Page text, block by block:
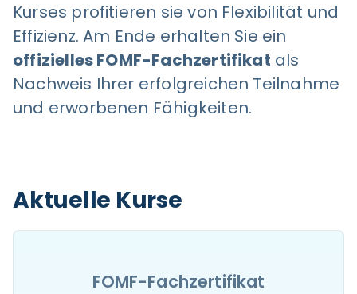
Kurses profitieren sie von Flexibilität und
Effizienz. Am Ende erhalten Sie ein
offizielles FOMF-Fachzertifikat als
Nachweis Ihrer erfolgreichen Teilnahme
und erworbenen Fähigkeiten.
Aktuelle Kurse
FOMF-Fachzertifikat